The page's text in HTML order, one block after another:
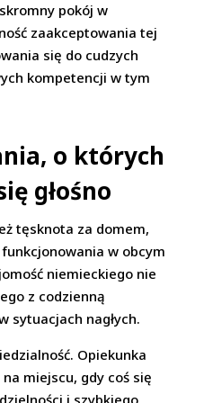
pokój w
zaakceptowania tej
się do cudzych
kompetencji w tym
o których
głośno
tęsknota za domem,
w obcym
niemieckiego nie
z codzienną
sytuacjach nagłych.
Opiekunka
miejscu, gdy coś się
i szybkiego